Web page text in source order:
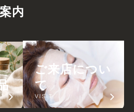
内
ご来店につい
て
VISIT